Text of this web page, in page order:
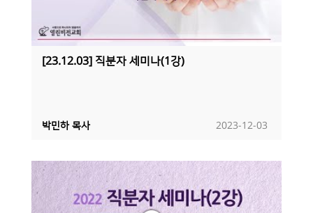
[23.12.03] 직분자 세미나(1강)
2023-12-03
박민하 목사